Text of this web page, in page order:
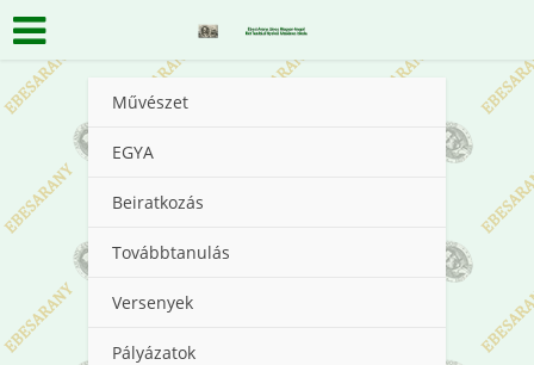
Művészet
EGYA
Beiratkozás
Továbbtanulás
Versenyek
Pályázatok